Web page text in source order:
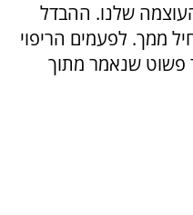
שלנו. ההבדל
ממך. לפעמים הריפוי
פשוט שנאמר מתוך